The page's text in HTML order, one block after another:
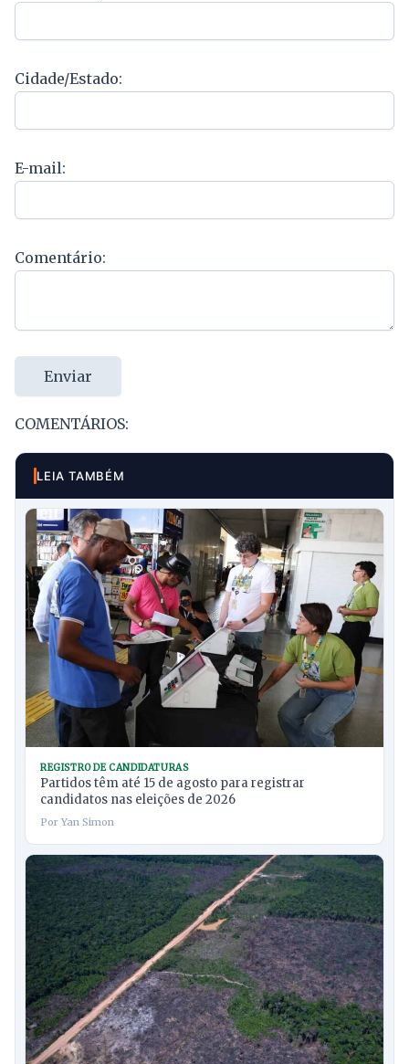
Cidade/Estado:
E-mail:
Comentário:
Enviar
COMENTÁRIOS:
LEIA TAMBÉM
REGISTRO DE CANDIDATURAS
Partidos têm até 15 de agosto para registrar
candidatos nas eleições de 2026
Por Yan Simon